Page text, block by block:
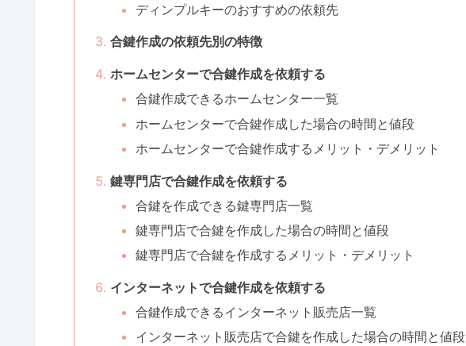
ディンプルキーのおすすめの依頼先
合鍵作成の依頼先別の特徴
ホームセンターで合鍵作成を依頼する
合鍵作成できるホームセンター一覧
ホームセンターで合鍵作成した場合の時間と値段
ホームセンターで合鍵作成するメリット・デメリット
鍵専門店で合鍵作成を依頼する
合鍵を作成できる鍵専門店一覧
鍵専門店で合鍵を作成した場合の時間と値段
鍵専門店で合鍵を作成するメリット・デメリット
インターネットで合鍵作成を依頼する
合鍵作成できるインターネット販売店一覧
インターネット販売店で合鍵を作成した場合の時間と値段